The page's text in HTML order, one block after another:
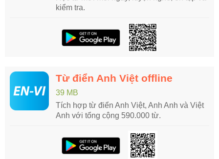
kiểm tra.
Từ điển Anh Việt offline
39 MB
Tích hợp từ điển Anh Việt, Anh Anh và Việt
Anh với tổng cộng 590.000 từ.